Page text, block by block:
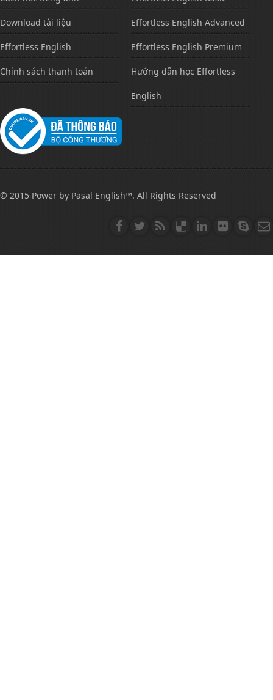
Download tài liệu
Effortless English
Chính sách thanh toán
Effortless English Advanced
Effortless English Premium
Hướng dẫn học Effortless
English
© 2015 Power by Pasal English™. All Rights Reserved